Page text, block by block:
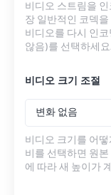
비디오 스트림을
장 일반적인 코덱
비디오를 다시 인
않음)를 선택하세
비디오 크기 조절
변화 없음
비디오 크기를 어
비를 선택하면 원
에 따라 새 높이가